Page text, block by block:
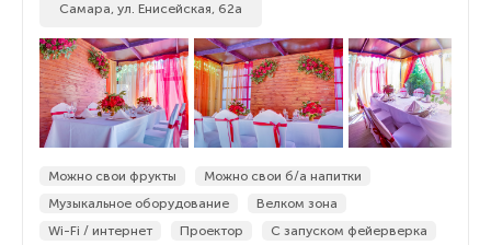
Самара, ул. Енисейская, 62а
Можно свои фрукты
Можно свои б/а напитки
Музыкальное оборудование
Велком зона
Wi-Fi / интернет
Проектор
С запуском фейерверка